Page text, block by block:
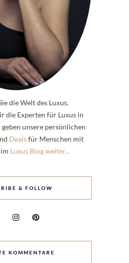
die Welt des Luxus.
die Experten für Luxus in
unsere persönlichen
Dealsfür Menschen mit
Luxus Blog weiter...
& FOLLOW
KOMMENTARE